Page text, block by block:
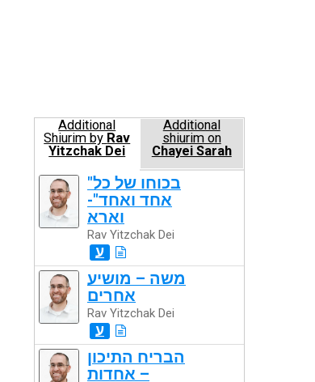
Additional
Shiurim by Rav
Yitzchak Dei
Additional
shiurim on
Chayei Sarah
"בכוחו של כל
אחד ואחד"-
וארא
Rav Yitzchak Dei
ע
משה – מושיע
אחרים
Rav Yitzchak Dei
ע
הבריח התיכון
– אחדות